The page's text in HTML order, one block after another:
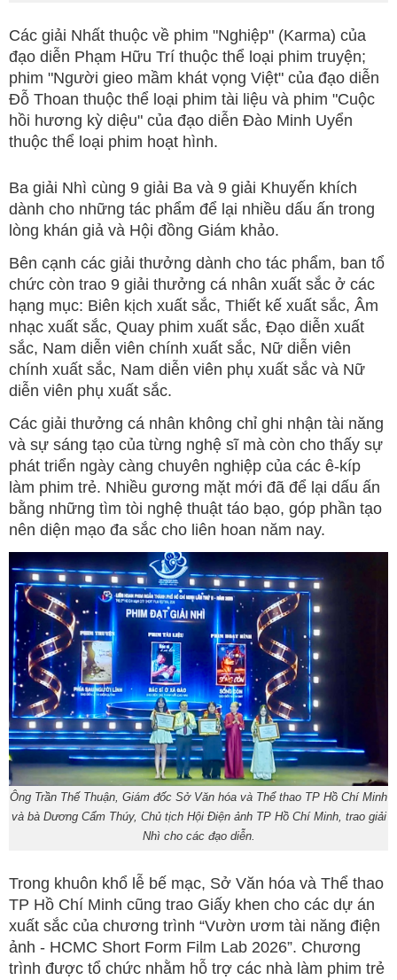
Các giải Nhất thuộc về phim "Nghiệp" (Karma) của
đạo diễn Phạm Hữu Trí thuộc thể loại phim truyện;
phim "Người gieo mầm khát vọng Việt" của đạo diễn
Đỗ Thoan thuộc thể loại phim tài liệu và phim "Cuộc
hồi hương kỳ diệu" của đạo diễn Đào Minh Uyển
thuộc thể loại phim hoạt hình.
Ba giải Nhì cùng 9 giải Ba và 9 giải Khuyến khích
dành cho những tác phẩm để lại nhiều dấu ấn trong
lòng khán giả và Hội đồng Giám khảo.
Bên cạnh các giải thưởng dành cho tác phẩm, ban tổ
chức còn trao 9 giải thưởng cá nhân xuất sắc ở các
hạng mục: Biên kịch xuất sắc, Thiết kế xuất sắc, Âm
nhạc xuất sắc, Quay phim xuất sắc, Đạo diễn xuất
sắc, Nam diễn viên chính xuất sắc, Nữ diễn viên
chính xuất sắc, Nam diễn viên phụ xuất sắc và Nữ
diễn viên phụ xuất sắc.
Các giải thưởng cá nhân không chỉ ghi nhận tài năng
và sự sáng tạo của từng nghệ sĩ mà còn cho thấy sự
phát triển ngày càng chuyên nghiệp của các ê-kíp
làm phim trẻ. Nhiều gương mặt mới đã để lại dấu ấn
bằng những tìm tòi nghệ thuật táo bạo, góp phần tạo
nên diện mạo đa sắc cho liên hoan năm nay.
Ông Trần Thế Thuận, Giám đốc Sở Văn hóa và Thể thao TP Hồ Chí Minh
và bà Dương Cẩm Thúy, Chủ tịch Hội Điện ảnh TP Hồ Chí Minh, trao giải
Nhì cho các đạo diễn.
Trong khuôn khổ lễ bế mạc, Sở Văn hóa và Thể thao
TP Hồ Chí Minh cũng trao Giấy khen cho các dự án
xuất sắc của chương trình “Vườn ươm tài năng điện
ảnh - HCMC Short Form Film Lab 2026”. Chương
trình được tổ chức nhằm hỗ trợ các nhà làm phim trẻ